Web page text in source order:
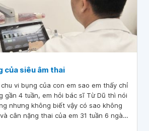
của siêu âm thai
vi bụng của con em sao em thấy chỉ
gần 4 tuần, em hỏi bác sĩ Từ Dũ thì nói
nhưng không biết vậy có sao không
cân nặng thai của em 31 tuần 6 ngày